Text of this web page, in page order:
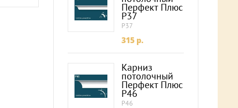
Перфект Плюс
P37
P37
315 p.
Карниз
потолочный
Перфект Плюс
P46
P46